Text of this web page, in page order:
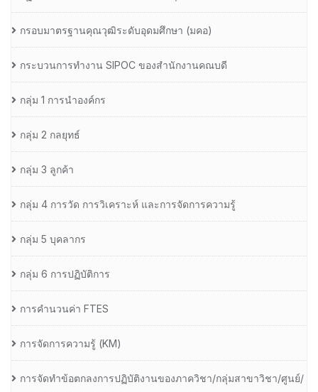
กรอบมาตรฐานคุณวุฒิระดับอุดมศึกษา (มคอ)
กระบวนการทำงาน SIPOC ของสำนักงานคณบดี
กลุ่ม 1 การนำองค์กร
กลุ่ม 2 กลยุทธ์
กลุ่ม 3 ลูกค้า
กลุ่ม 4 การวัด การวิเคราะห์ และการจัดการความรู้
กลุ่ม 5 บุคลากร
กลุ่ม 6 การปฏิบัติการ
การคำนวนค่า FTES
การจัดการความรู้ (KM)
การจัดทำข้อตกลงการปฏิบัติงานของภาควิชา/กลุ่มสาขาวิชา/ศูนย์/